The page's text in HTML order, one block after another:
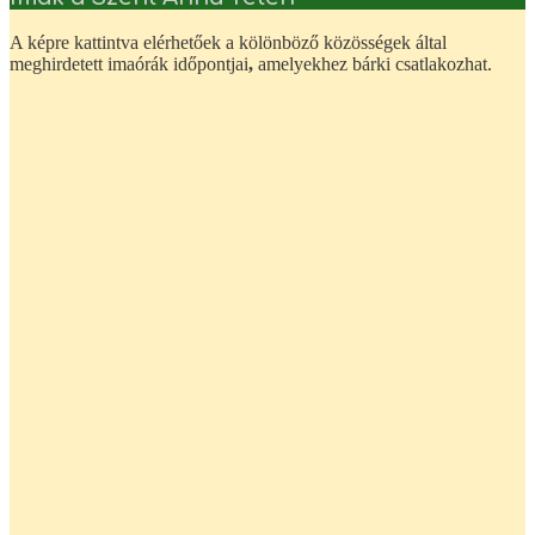
A képre kattintva elérhetőek a kölönböző közösségek által
meghirdetett imaórák időpontjai, amelyekhez bárki csatlakozhat.